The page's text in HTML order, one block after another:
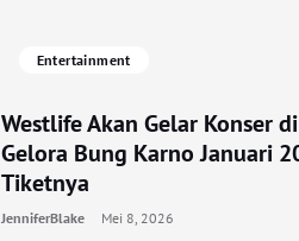
Entertainment
Westlife Akan Gelar Konser
Gelora Bung Karno Januari
Tiketnya
JenniferBlake Mei 8, 2026